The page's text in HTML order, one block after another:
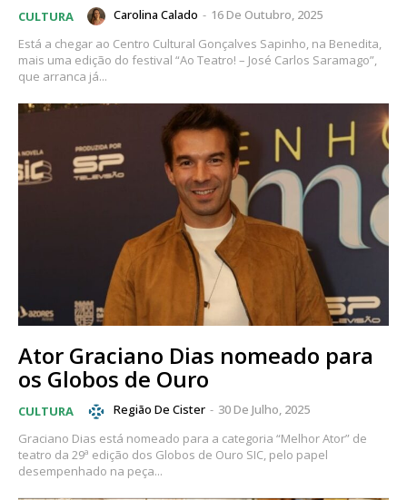
CULTURA Carolina Calado - 16 De Outubro, 2025
Está a chegar ao Centro Cultural Gonçalves Sapinho, na Benedita,
mais uma edição do festival “Ao Teatro! – José Carlos Saramago”,
que arranca já...
Ator Graciano Dias nomeado para
os Globos de Ouro
CULTURA Região De Cister - 30 De Julho, 2025
Graciano Dias está nomeado para a categoria “Melhor Ator” de
teatro da 29ª edição dos Globos de Ouro SIC, pelo papel
desempenhado na peça...